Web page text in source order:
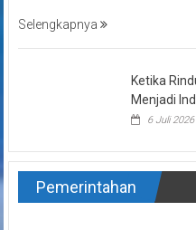
Selengkapnya
Ketika
Menjadi
6 Juli 2026
Pemerintahan